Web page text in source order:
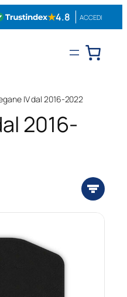
★4.8 ACCEDI
IV dal 2016-2022
2016-